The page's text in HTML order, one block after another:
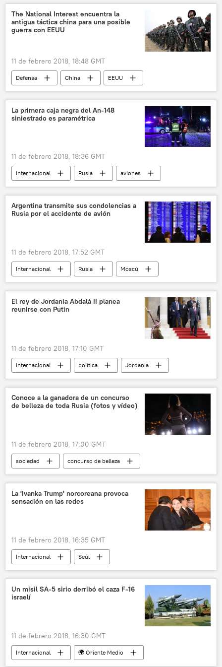
noticias
The National Interest encuentra la
antigua táctica china para una posible
guerra con EEUU
11 de febrero 2018, 18:48 GMT
Defensa China
EEUU
tácticas
seguridad cibernética
noticias
La primera caja negra del An-148
siniestrado es paramétrica
11 de febrero 2018, 18:36 GMT
Internacional Rusia
aviones
catástrofe aerea
El siniestro del avión An-148 a las afueras de Moscú
noticias
Argentina transmite sus condolencias a
Rusia por el accidente de avión
11 de febrero 2018, 17:52 GMT
Internacional Rusia
Moscú
Argentina
An-148
siniestro
El siniestro del avión An-148 a las afueras de Moscú
noticias
El rey de Jordania Abdalá II planea
reunirse con Putin
11 de febrero 2018, 17:10 GMT
Internacional política
Jordania
Abdalá II
visita
Rusia
Conoce a la ganadora de un concurso
de belleza de toda Rusia (fotos y vídeo)
11 de febrero 2018, 17:00 GMT
sociedad
concurso de belleza
ganador
mujeres
Rusia
fotografía
La 'Ivanka Trump' norcoreana provoca
sensación en las redes
11 de febrero 2018, 16:35 GMT
Internacional
Seúl
península de Corea
Kim Yo-jong
Moon Jae-in
JJOO de Pyeongchang 2018
🌏 Asia
Un misil SA-5 sirio derribó el caza F-16
israelí
11 de febrero 2018, 16:30 GMT
Internacional
🌍 Oriente Medio